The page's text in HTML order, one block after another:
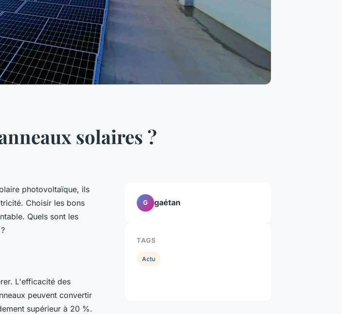
solaires ?
photovoltaïque, ils
Choisir les bons
Quels sont les
L'efficacité des
peuvent convertir
supérieur à 20 %.
G gaétan
TAGS
Actu